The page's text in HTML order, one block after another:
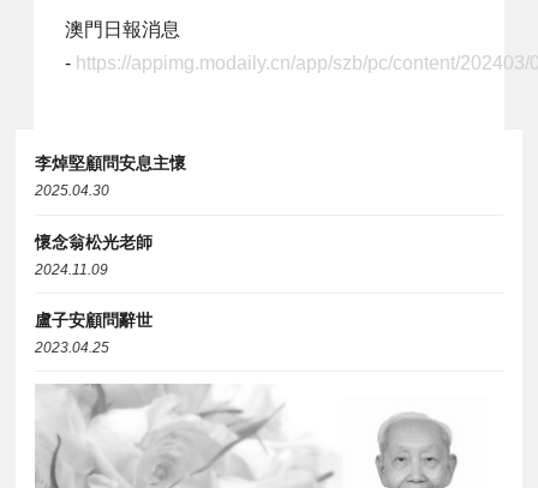
澳門日報消息
- https://appimg.modaily.cn/app/szb/pc/content/
李焯堅顧問安息主懷
2025.04.30
懷念翁松光老師
2024.11.09
盧子安顧問辭世
2023.04.25